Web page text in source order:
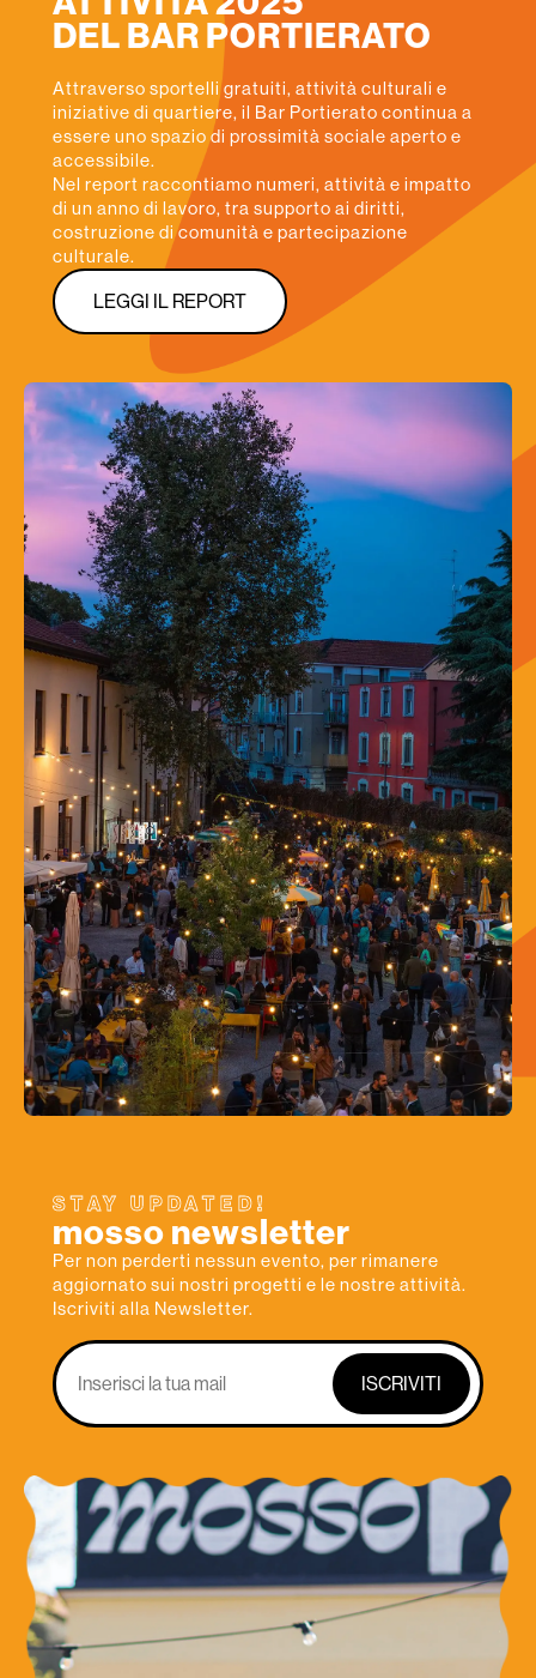
DEL BAR PORTIERATO
Attraverso sportelli gratuiti, attività culturali e
iniziative di quartiere, il Bar Portierato continua a
essere uno spazio di prossimità sociale aperto e
accessibile.
Nel report raccontiamo numeri, attività e impatto
di un anno di lavoro, tra supporto ai diritti,
costruzione di comunità e partecipazione
culturale.
LEGGI IL REPORT
STAY UPDATED!
mosso newsletter
Per non perderti nessun evento, per rimanere
aggiornato sui nostri progetti e le nostre attività.
Iscriviti alla Newsletter.